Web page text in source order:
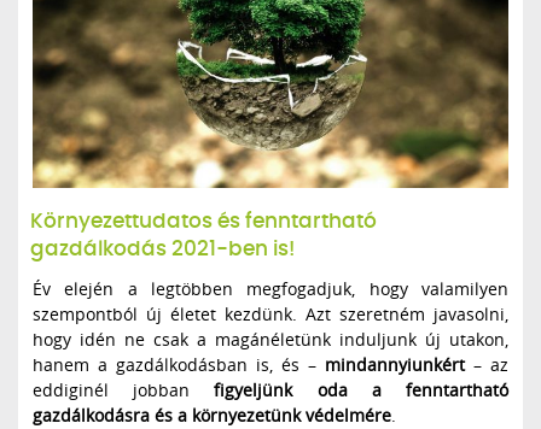
Környezettudatos és fenntartható
gazdálkodás 2021-ben is!
Év elején a legtöbben megfogadjuk, hogy valamilyen
szempontból új életet kezdünk. Azt szeretném javasolni,
hogy idén ne csak a magánéletünk induljunk új utakon,
hanem a gazdálkodásban is, és – mindannyiunkért– az
eddiginél jobban figyeljünk oda a fenntartható
gazdálkodásra és a környezetünk védelmére.